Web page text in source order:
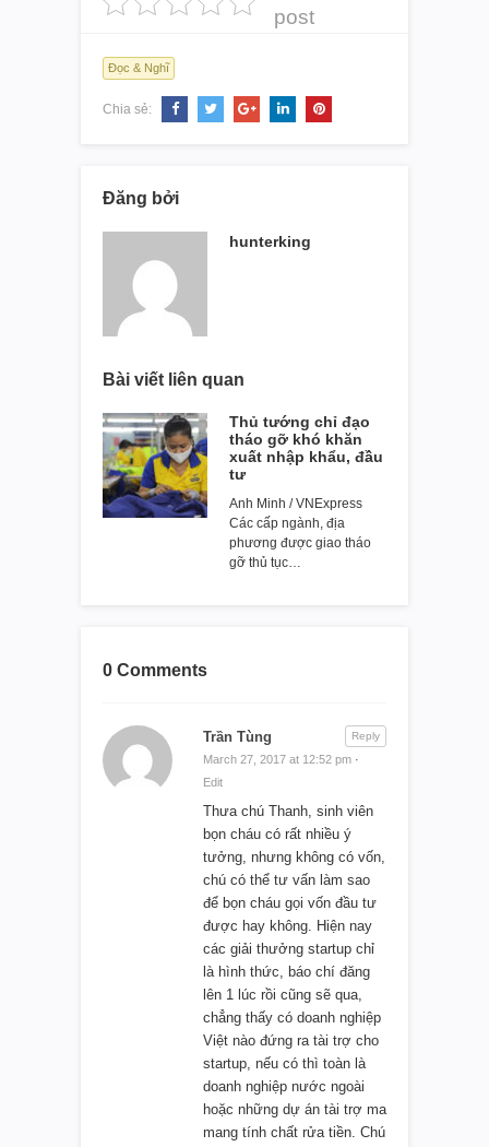
post
Đọc & Nghĩ
Chia sẻ:
Đăng bởi
hunterking
Bài viết liên quan
Thủ tướng chỉ đạo
tháo gỡ khó khăn
xuất nhập khẩu, đầu
tư
Anh Minh / VNExpress
Các cấp ngành, địa
phương được giao tháo
gỡ thủ tục…
0 Comments
Trần Tùng
March 27, 2017 at 12:52 pm ·
Edit
Thưa chú Thanh, sinh viên
bọn cháu có rất nhiều ý
tưởng, nhưng không có vốn,
chú có thể tư vấn làm sao
để bọn cháu gọi vốn đầu tư
được hay không. Hiện nay
các giải thưởng startup chỉ
là hình thức, báo chí đăng
lên 1 lúc rồi cũng sẽ qua,
chẳng thấy có doanh nghiệp
Việt nào đứng ra tài trợ cho
startup, nếu có thì toàn là
doanh nghiệp nước ngoài
hoặc những dự án tài trợ ma
mang tính chất rửa tiền. Chú
Reply